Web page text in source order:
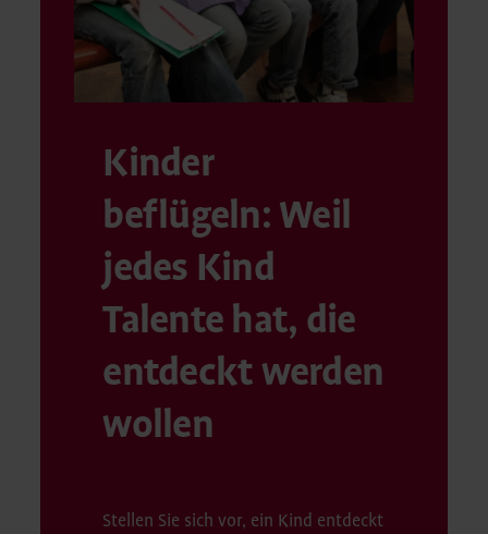
Kinder
beflügeln: Weil
jedes Kind
Talente hat, die
entdeckt werden
wollen
Stellen Sie sich vor, ein Kind entdeckt